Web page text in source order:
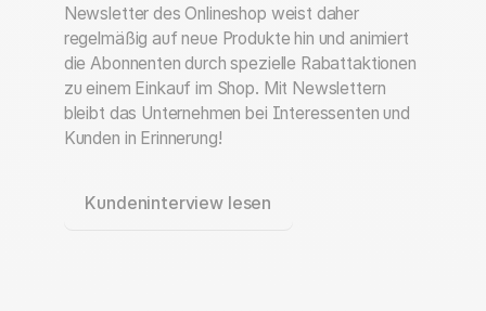
Newsletter des Onlineshop weist daher
regelmäßig auf neue Produkte hin und animiert
die Abonnenten durch spezielle Rabattaktionen
zu einem Einkauf im Shop. Mit Newslettern
bleibt das Unternehmen bei Interessenten und
Kunden in Erinnerung!
Kundeninterview lesen